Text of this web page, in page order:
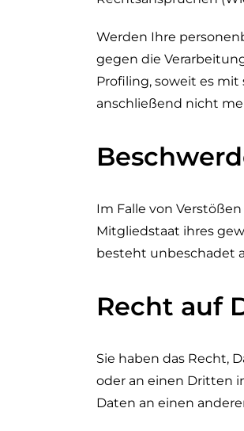
Werden Ihre
gegen die
Profiling, soweit es
anschließend nicht
Im Falle von
Mitgliedstaat ihres
besteht unbeschadet
Recht auf
Sie haben das Recht,
oder an einen Dritten
Daten an einen